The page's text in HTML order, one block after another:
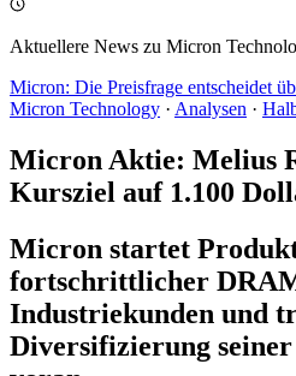
Aktuellere News zu Micron
Micron: Die Preisfrage entscheidet
Micron Technology · Analysen ·
Micron Aktie: Melius
Kursziel auf 1.100
Micron startet
fortschrittlicher
Industriekunden und
Diversifizierung